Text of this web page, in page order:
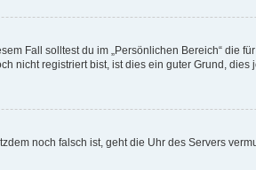
Fall solltest du im „Persönlichen Bereich“ die
nicht registriert bist, ist dies ein guter Grund, dies
noch falsch ist, geht die Uhr des Servers